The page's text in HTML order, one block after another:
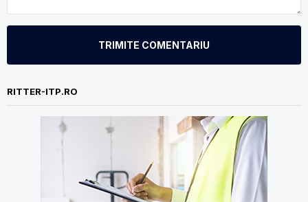
TRIMITE COMENTARIU
RITTER-ITP.RO